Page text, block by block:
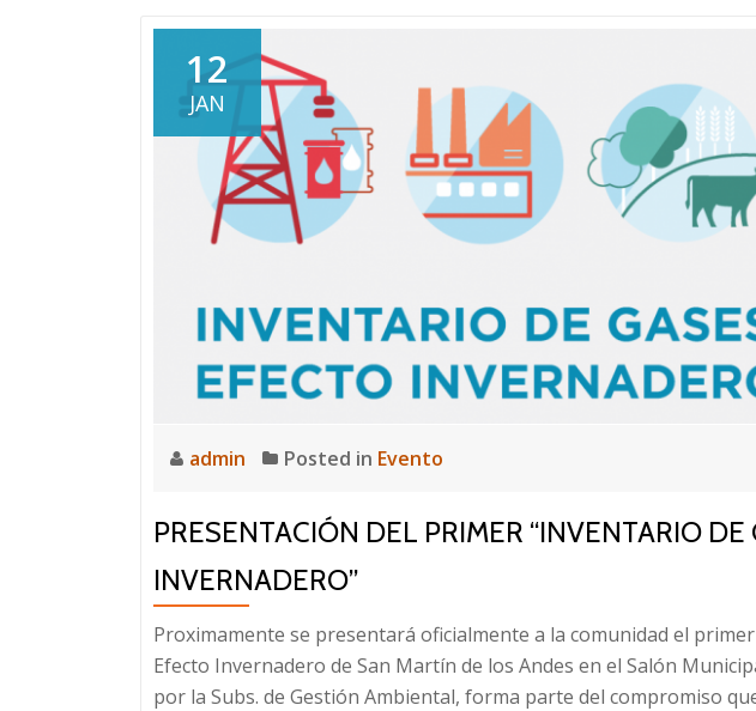
Inventario
de
GEI
12
JAN
admin Posted in Evento
PRESENTACIÓN DEL PRIMER “INVENTARIO DE
INVERNADERO”
Proximamente se presentará oficialmente a la comunidad el
Efecto Invernadero de San Martín de los Andes en el Salón
por la Subs. de Gestión Ambiental, forma parte del compromiso